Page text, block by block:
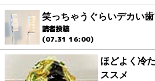
笑っちゃうぐらいデカい
読者投稿
(07.31 16:00)
ほどよく冷
ススメ